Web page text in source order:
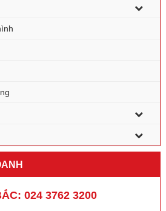
024 3762 3200